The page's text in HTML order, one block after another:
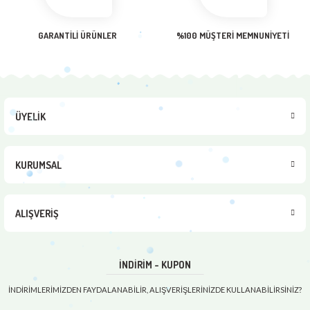
GARANTİLİ ÜRÜNLER %100 MÜŞTERİ MEMNUNİYETİ
ÜYELİK
KURUMSAL
ALIŞVERİŞ
İNDİRİM - KUPON
İNDİRİMLERİMİZDEN FAYDALANABİLİR, ALIŞVERİŞLERİNİZDE KULLANABİLİRSİNİZ?